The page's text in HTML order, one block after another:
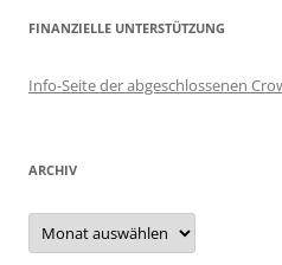
FINANZIELLE UNTERSTÜTZUNG
Info-Seite der abgeschlossenen
ARCHIV
Archiv